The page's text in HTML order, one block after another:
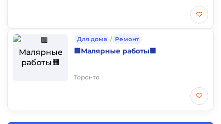
Для дома / Ремонт
🟩Малярные работы🟧
Торонто